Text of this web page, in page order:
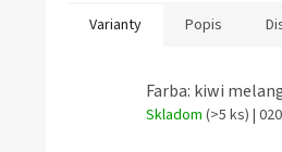
Varianty Popis
Farba: kiwi
Skladom (>5 ks) |